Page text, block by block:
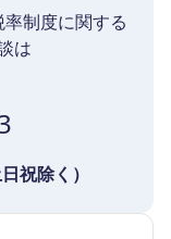
制度に関する
は
祝除く）